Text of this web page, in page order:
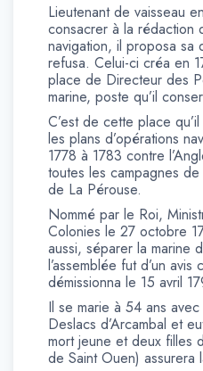
Lieutenant de vaisseau
consacrer à la rédaction
navigation, il proposa sa
refusa. Celui-ci créa en
place de Directeur des
marine, poste qu’il
C’est de cette place
les plans d’opérations
1778 à 1783 contre
toutes les campagnes
de La Pérouse.
Nommé par le Roi,
Colonies le 27 octobre
aussi, séparer la marine
l’assemblée fut d’un avis
démissionna le 15 avril
Il se marie à 54 ans
Deslacs d’Arcambal et
mort jeune et deux filles
de Saint Ouen) assurera